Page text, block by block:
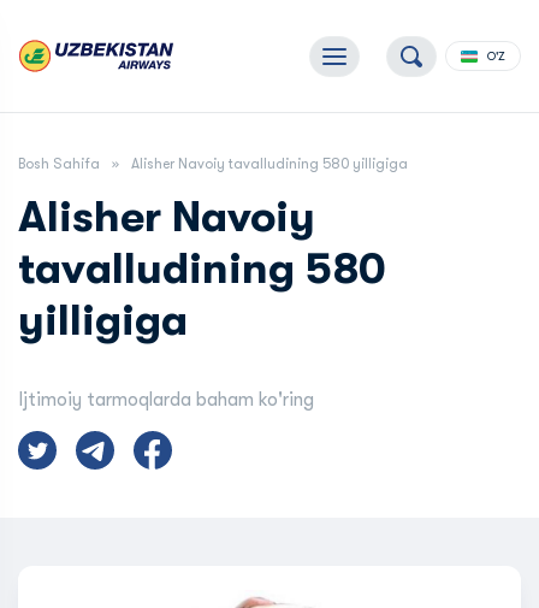
O'Z
Bosh Sahifa Alisher Navoiy tavalludining 580 yilligiga
Alisher Navoiy
tavalludining 580
yilligiga
Ijtimoiy tarmoqlarda baham ko'ring